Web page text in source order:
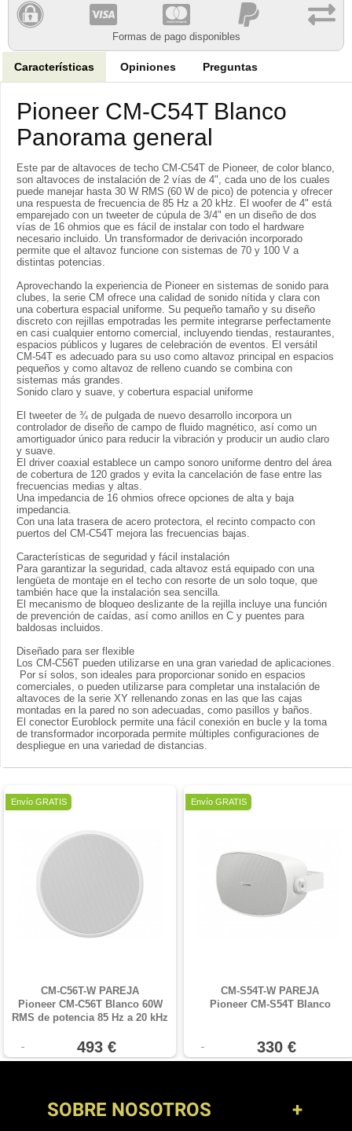
Formas de pago disponibles
Características Opiniones Preguntas
Pioneer CM-C54T Blanco
Panorama general
Este par de altavoces de techo CM-C54T de Pioneer, de color blanco,
son altavoces de instalación de 2 vías de 4", cada uno de los cuales
puede manejar hasta 30 W RMS (60 W de pico) de potencia y ofrecer
una respuesta de frecuencia de 85 Hz a 20 kHz. El woofer de 4" está
emparejado con un tweeter de cúpula de 3/4" en un diseño de dos
vías de 16 ohmios que es fácil de instalar con todo el hardware
necesario incluido. Un transformador de derivación incorporado
permite que el altavoz funcione con sistemas de 70 y 100 V a
distintas potencias.
Aprovechando la experiencia de Pioneer en sistemas de sonido para
clubes, la serie CM ofrece una calidad de sonido nítida y clara con
una cobertura espacial uniforme. Su pequeño tamaño y su diseño
discreto con rejillas empotradas les permite integrarse perfectamente
en casi cualquier entorno comercial, incluyendo tiendas, restaurantes,
espacios públicos y lugares de celebración de eventos. El versátil
CM-54T es adecuado para su uso como altavoz principal en espacios
pequeños y como altavoz de relleno cuando se combina con
sistemas más grandes.
Sonido claro y suave, y cobertura espacial uniforme
El tweeter de ¾ de pulgada de nuevo desarrollo incorpora un
controlador de diseño de campo de fluido magnético, así como un
amortiguador único para reducir la vibración y producir un audio claro
y suave.
El driver coaxial establece un campo sonoro uniforme dentro del área
de cobertura de 120 grados y evita la cancelación de fase entre las
frecuencias medias y altas.
Una impedancia de 16 ohmios ofrece opciones de alta y baja
impedancia.
Con una lata trasera de acero protectora, el recinto compacto con
puertos del CM-C54T mejora las frecuencias bajas.
Características de seguridad y fácil instalación
Para garantizar la seguridad, cada altavoz está equipado con una
lengüeta de montaje en el techo con resorte de un solo toque, que
también hace que la instalación sea sencilla.
El mecanismo de bloqueo deslizante de la rejilla incluye una función
de prevención de caídas, así como anillos en C y puentes para
baldosas incluidos.
Diseñado para ser flexible
Los CM-C56T pueden utilizarse en una gran variedad de aplicaciones.
Por sí solos, son ideales para proporcionar sonido en espacios
comerciales, o pueden utilizarse para completar una instalación de
altavoces de la serie XY rellenando zonas en las que las cajas
montadas en la pared no son adecuadas, como pasillos y baños.
El conector Euroblock permite una fácil conexión en bucle y la toma
de transformador incorporada permite múltiples configuraciones de
despliegue en una variedad de distancias.
CM-C56T-W PAREJA
Pioneer CM-C56T Blanco 60W
RMS de potencia 85 Hz a 20 kHz
cúpula de 3/4". Cobertura cónica
de 90 Sonido claro y suave y
acero Recinto con puerto para
493 €
Oferta
Envío GRATIS
CM-S54T-W PAREJA
Pioneer CM-S54T Blanco
330 €
Oferta
Envío GRATIS
SOBRE NOSOTROS